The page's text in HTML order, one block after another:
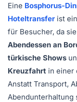
Eine Bosphorus-
Hoteltransfer ist
für Besucher, da sie
Abendessen an
türkische Shows
Kreuzfahrt in einer
Anstatt Transport,
Abendunterhaltung